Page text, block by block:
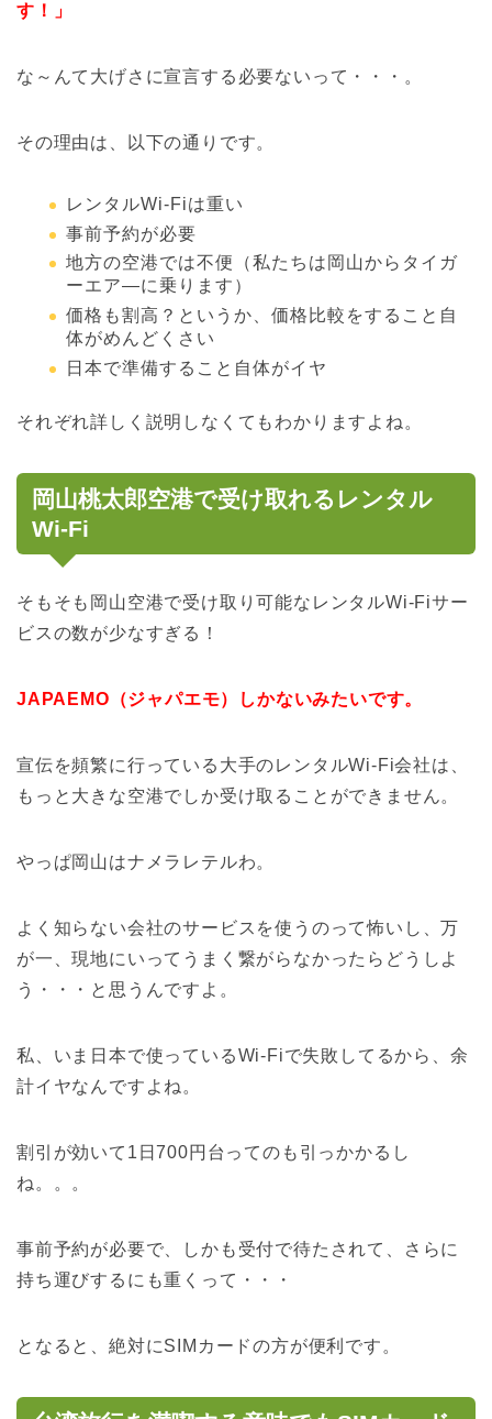
す！」
な～んて大げさに宣言する必要ないって・・・。
その理由は、以下の通りです。
レンタルWi-Fiは重い
事前予約が必要
地方の空港では不便（私たちは岡山からタイガ
ーエア―に乗ります）
価格も割高？というか、価格比較をすること自
体がめんどくさい
日本で準備すること自体がイヤ
それぞれ詳しく説明しなくてもわかりますよね。
岡山桃太郎空港で受け取れるレンタル
Wi-Fi
そもそも岡山空港で受け取り可能なレンタルWi-Fiサー
ビスの数が少なすぎる！
JAPAEMO（ジャパエモ）しかないみたいです。
宣伝を頻繁に行っている大手のレンタルWi-Fi会社は、
もっと大きな空港でしか受け取ることができません。
やっぱ岡山はナメラレテルわ。
よく知らない会社のサービスを使うのって怖いし、万
が一、現地にいってうまく繋がらなかったらどうしよ
う・・・と思うんですよ。
私、いま日本で使っているWi-Fiで失敗してるから、余
計イヤなんですよね。
割引が効いて1日700円台ってのも引っかかるし
ね。。。
事前予約が必要で、しかも受付で待たされて、さらに
持ち運びするにも重くって・・・
となると、絶対にSIMカードの方が便利です。